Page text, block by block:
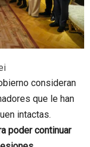
consideran
que le han
intactas.
poder continuar